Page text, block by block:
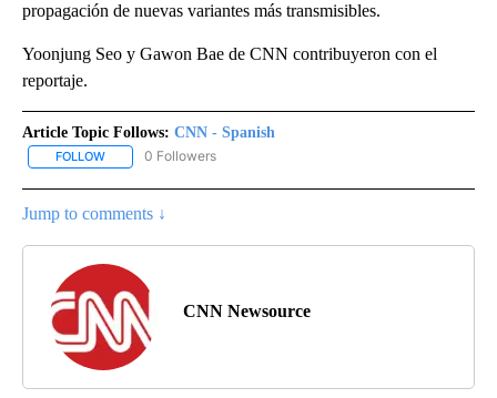
propagación de nuevas variantes más transmisibles.
Yoonjung Seo y Gawon Bae de CNN contribuyeron con el
reportaje.
Article Topic Follows: CNN - Spanish
FOLLOW FOLLOW "CNN - SPANISH" TO RECEIVE NOTIFICATIONS ABOUT
0 Followers
Jump to comments ↓
CNN Newsource